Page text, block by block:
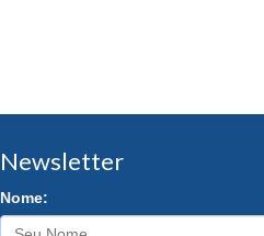
Newsletter
Nome: